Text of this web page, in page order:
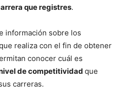
que registres.
información sobre los
realiza con el fin de obtener
conocer cuál es
de competitividad que
carreras.